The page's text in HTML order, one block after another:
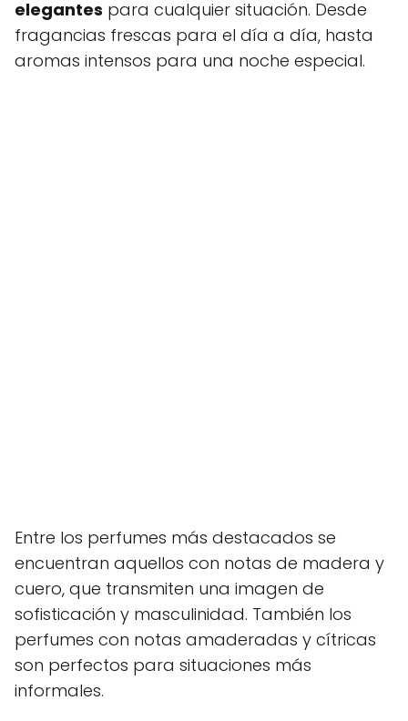
elegantes para cualquier situación. Desde
fragancias frescas para el día a día, hasta
aromas intensos para una noche especial.
Entre los perfumes más destacados se
encuentran aquellos con notas de madera y
cuero, que transmiten una imagen de
sofisticación y masculinidad. También los
perfumes con notas amaderadas y cítricas
son perfectos para situaciones más
informales.